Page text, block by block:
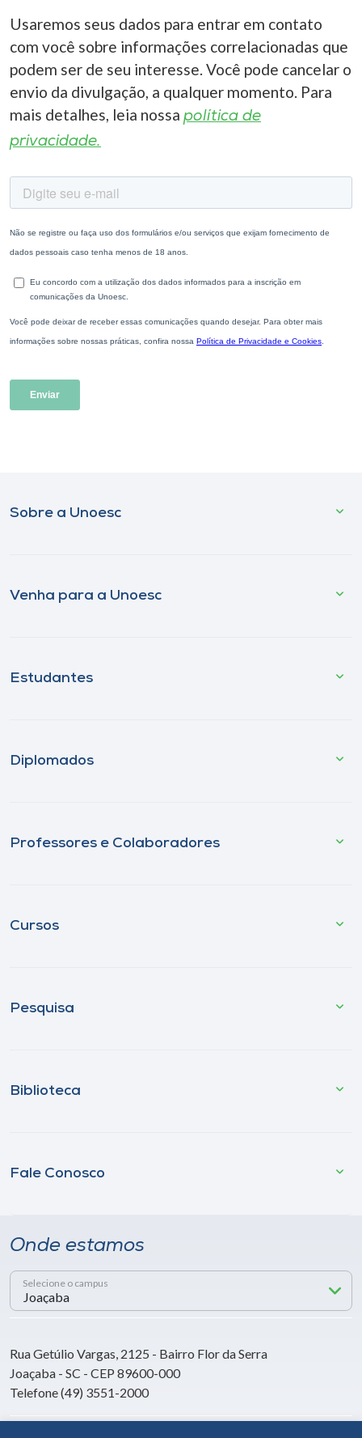
Usaremos seus dados para entrar em contato
com você sobre informações correlacionadas que
podem ser de seu interesse. Você pode cancelar o
envio da divulgação, a qualquer momento. Para
mais detalhes, leia nossa política de
privacidade.
Sobre a Unoesc
Venha para a Unoesc
Estudantes
Diplomados
Professores e Colaboradores
Cursos
Pesquisa
Biblioteca
Fale Conosco
Onde estamos
Selecione o campus
Rua Getúlio Vargas, 2125 - Bairro Flor da Serra
Joaçaba - SC - CEP 89600-000
Telefone (49) 3551-2000